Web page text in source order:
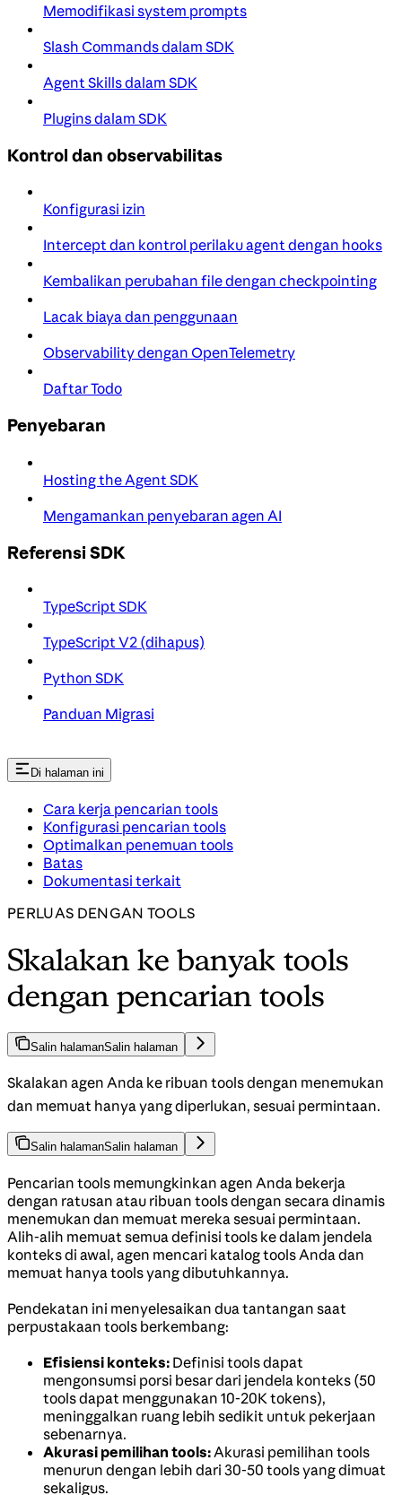
Memodifikasi system prompts
Slash Commands dalam SDK
Agent Skills dalam SDK
Plugins dalam SDK
Kontrol dan observabilitas
Konfigurasi izin
Intercept dan kontrol perilaku agent dengan hooks
Kembalikan perubahan file dengan checkpointing
Lacak biaya dan penggunaan
Observability dengan OpenTelemetry
Daftar Todo
Penyebaran
Hosting the Agent SDK
Mengamankan penyebaran agen AI
Referensi SDK
TypeScript SDK
TypeScript V2 (dihapus)
Python SDK
Panduan Migrasi
Di halaman ini
Cara kerja pencarian tools
Konfigurasi pencarian tools
Optimalkan penemuan tools
Batas
Dokumentasi terkait
PERLUAS DENGAN TOOLS
Skalakan ke banyak tools
dengan pencarian tools
Salin halamanSalin halaman
Skalakan agen Anda ke ribuan tools dengan menemukan
dan memuat hanya yang diperlukan, sesuai permintaan.
Salin halamanSalin halaman
Pencarian tools memungkinkan agen Anda bekerja
dengan ratusan atau ribuan tools dengan secara dinamis
menemukan dan memuat mereka sesuai permintaan.
Alih-alih memuat semua definisi tools ke dalam jendela
konteks di awal, agen mencari katalog tools Anda dan
memuat hanya tools yang dibutuhkannya.
Pendekatan ini menyelesaikan dua tantangan saat
perpustakaan tools berkembang:
Efisiensi konteks: Definisi tools dapat
mengonsumsi porsi besar dari jendela konteks (50
tools dapat menggunakan 10-20K tokens),
meninggalkan ruang lebih sedikit untuk pekerjaan
sebenarnya.
Akurasi pemilihan tools:Akurasi pemilihan tools
menurun dengan lebih dari 30-50 tools yang dimuat
sekaligus.